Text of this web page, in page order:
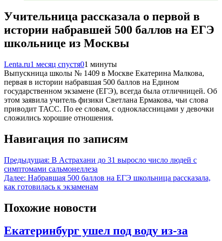
Учительница рассказала о первой в
истории набравшей 500 баллов на ЕГЭ
школьнице из Москвы
Lenta.ru1 месяц спустя01 минуты
Выпускница школы № 1409 в Москве Екатерина Малкова,
первая в истории набравшая 500 баллов на Едином
государственном экзамене (ЕГЭ), всегда была отличницей. Об
этом заявила учитель физики Светлана Ермакова, чьи слова
приводит ТАСС. По ее словам, с одноклассницами у девочки
сложились хорошие отношения.
Навигация по записям
Предыдущая: В Астрахани до 31 выросло число людей с
симптомами сальмонеллеза
Далее: Набравшая 500 баллов на ЕГЭ школьница рассказала,
как готовилась к экзаменам
Похожие новости
Екатеринбург ушел под воду из-за